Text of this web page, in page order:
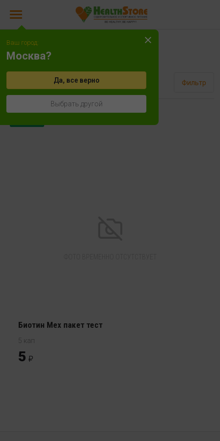
Сортировать Фильтр
Биотин Mex пакет тест
5 кап
5
Ваш город:
Москва?
Да, все верно
Выбрать другой